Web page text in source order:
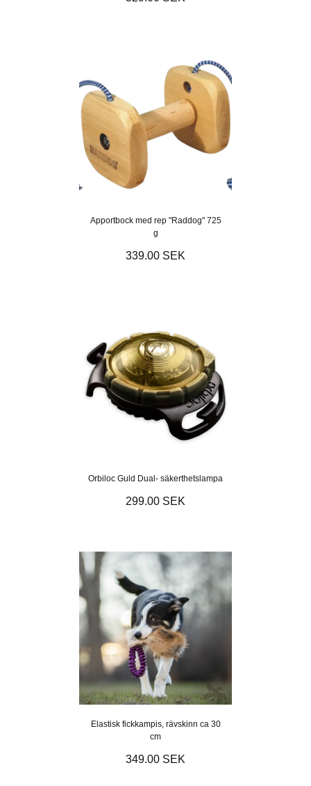
Apportbock med rep "Raddog" 725
g
339.00 SEK
Orbiloc Guld Dual- säkerthetslampa
299.00 SEK
Elastisk fickkampis, rävskinn ca 30
cm
349.00 SEK